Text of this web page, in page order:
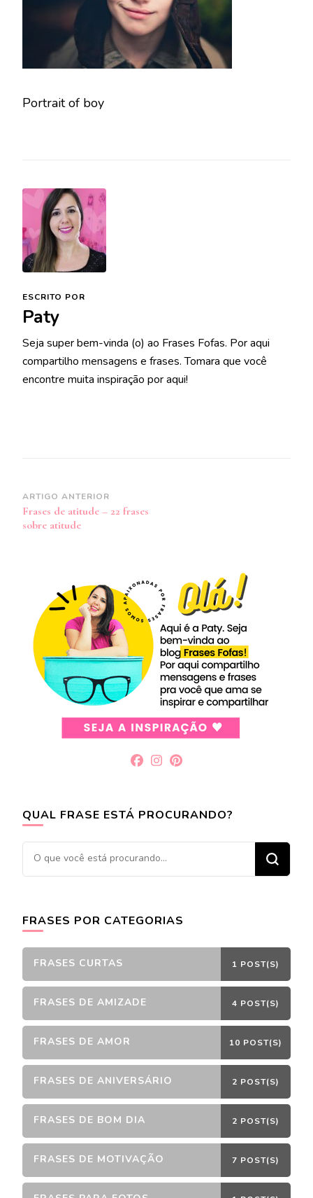
Portrait of boy
ESCRITO POR
Paty
Seja super bem-vinda (o) ao Frases Fofas. Por aqui
compartilho mensagens e frases. Tomara que você
encontre muita inspiração por aqui!
Navegação
de
ARTIGO ANTERIOR
Frases de atitude – 22 frases
sobre atitude
QUAL FRASE ESTÁ PROCURANDO?
Procurando
algo?
FRASES POR CATEGORIAS
FRASES CURTAS 1 POST(S)
FRASES DE AMIZADE 4 POST(S)
FRASES DE AMOR 10 POST(S)
FRASES DE ANIVERSÁRIO 2 POST(S)
FRASES DE BOM DIA 2 POST(S)
FRASES DE MOTIVAÇÃO 7 POST(S)